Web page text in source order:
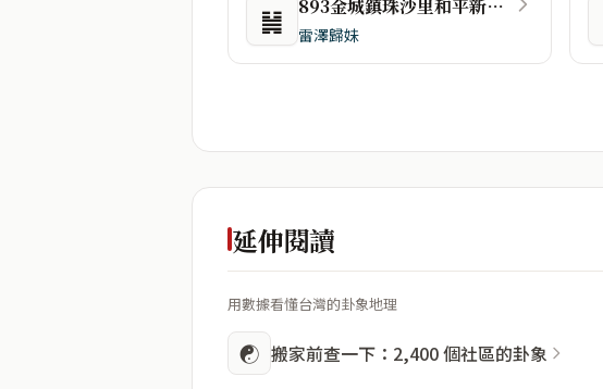
䷟ 893金城鎮珠沙里和平新村130號
雷澤歸妹
延伸閱讀
用數據看懂台灣的卦象地理
☯ 搬家前查一下：2,400 個社區的卦象